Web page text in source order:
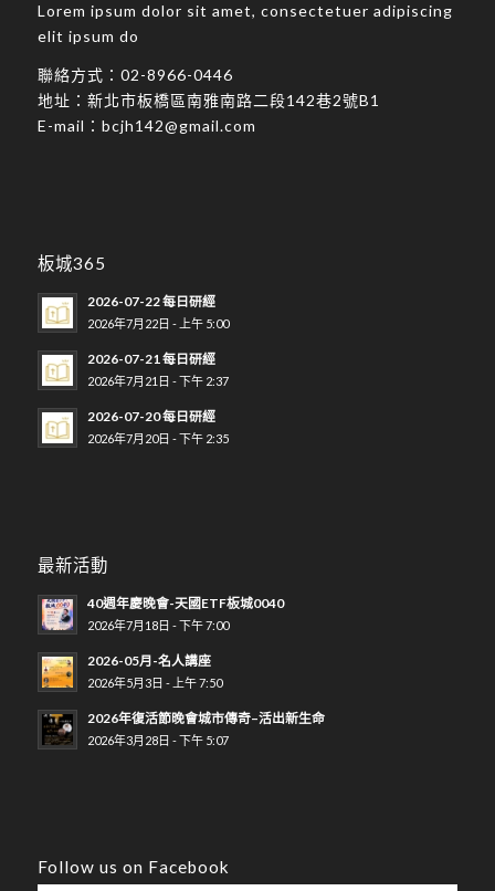
Lorem ipsum dolor sit amet, consectetuer adipiscing
elit ipsum do
聯絡方式： 02-8966-0446
地址： 新北市板橋區南雅南路二段142巷2號B1
E-mail： bcjh142@gmail.com
板城365
2026-07-22 每日研經
2026年7月22日 - 上午 5:00
2026-07-21 每日研經
2026年7月21日 - 下午 2:37
2026-07-20 每日研經
2026年7月20日 - 下午 2:35
最新活動
40週年慶晚會-天國ETF板城0040
2026年7月18日 - 下午 7:00
2026-05月-名人講座
2026年5月3日 - 上午 7:50
2026年復活節晚會城市傳奇–活出新生命
2026年3月28日 - 下午 5:07
Follow us on Facebook